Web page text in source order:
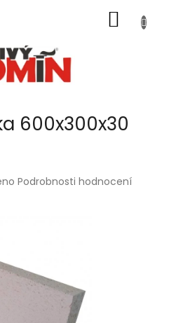
KOŠÍK
600x300x30
Podrobnosti hodnocení